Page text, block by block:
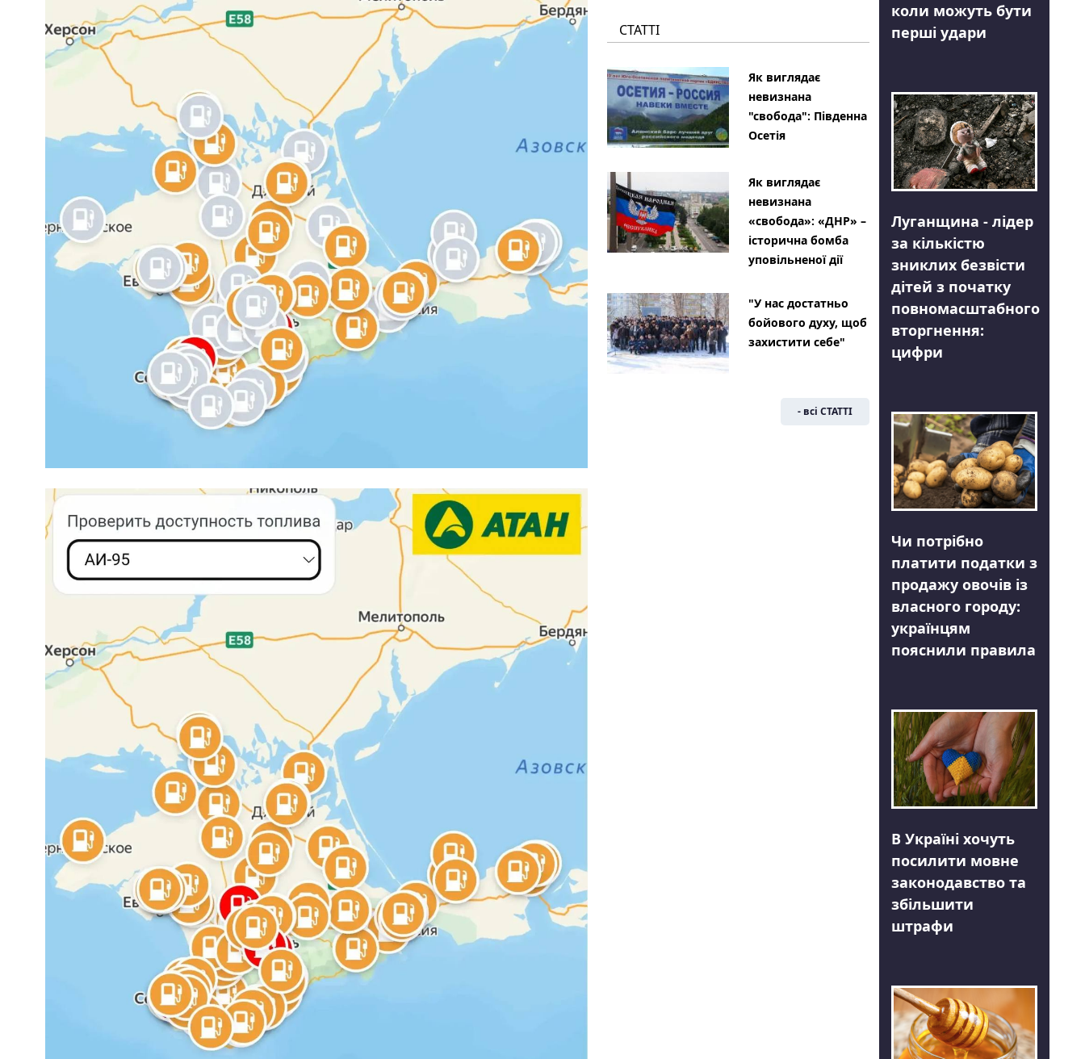
СТАТТІ
Як виглядає
невизнана
"свобода": Південна
Осетія
Як виглядає
невизнана
«свобода»: «ДНР» –
історична бомба
уповільненої дії
"У нас достатньо
бойового духу, щоб
захистити себе"
- всі СТАТТІ
коли можуть бути
перші удари
Луганщина - лідер
за кількістю
зниклих безвісти
дітей з початку
повномасштабного
вторгнення:
цифри
Чи потрібно
платити податки з
продажу овочів із
власного городу:
українцям
пояснили правила
В Україні хочуть
посилити мовне
законодавство та
збільшити
штрафи